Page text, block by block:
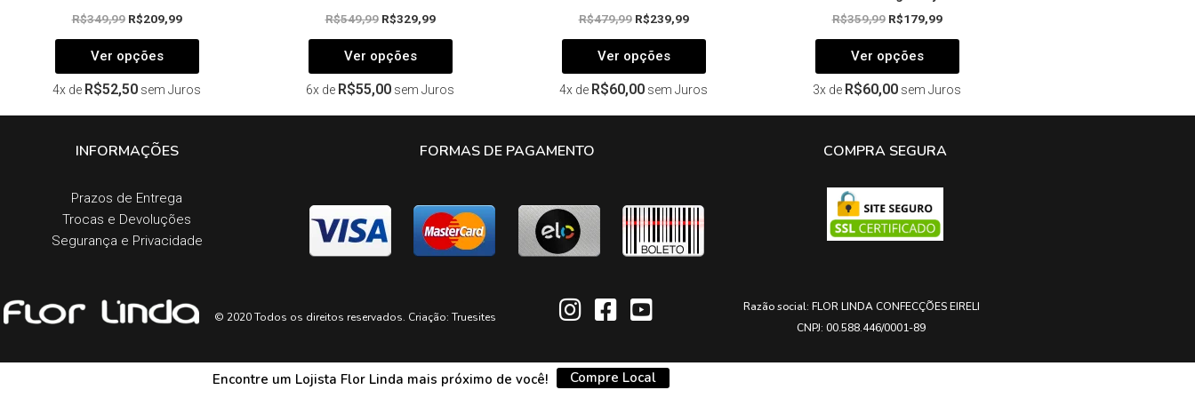
R$349,99 R$209,99
Ver opções
4x de R$52,50 sem Juros
R$549,99 R$329,99
Ver opções
6x de R$55,00 sem Juros
R$479,99 R$239,99
Ver opções
4x de R$60,00 sem Juros
R$359,99 R$179,99
Ver opções
3x de R$60,00 sem Juros
INFORMAÇÕES
Prazos de Entrega​
Trocas e Devoluções​
Segurança e Privacidade
FORMAS DE PAGAMENTO COMPRA SEGURA
© 2020 Todos os direitos reservados. Criação: Truesites
Razão social: FLOR LINDA CONFECÇÕES EIRELI
CNPJ: 00.588.446/0001-89
Encontre um Lojista Flor Linda mais próximo de você! Compre Local